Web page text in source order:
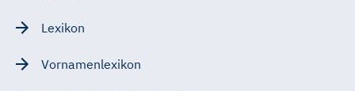
Lexikon
Vornamenlexikon